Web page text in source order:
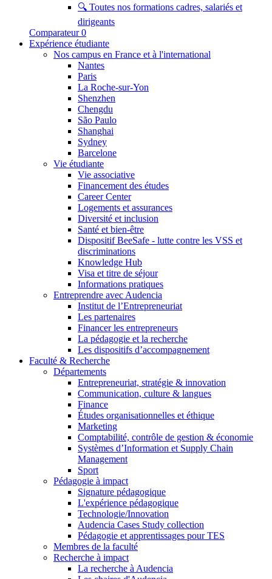
🔍 Toutes nos formations cadres, salariés et
dirigeants
Comparateur 0
Expérience étudiante
Nos campus en France et à l'international
Nantes
Paris
La Roche-sur-Yon
Shenzhen
Chengdu
São Paulo
Shanghai
Sydney
Barcelone
Vie étudiante
Vie associative
Financement des études
Career Center
Logements et assurances
Diversité et inclusion
Santé et bien-être
Dispositif BeeSafe - lutte contre les VSS et
discriminations
Knowledge Hub
Visa et titre de séjour
Informations pratiques
Entreprendre avec Audencia
Institut de l’Entrepreneuriat
Les partenaires
Financer les entrepreneurs
La pédagogie et la recherche
Les dispositifs d’accompagnement
Faculté & Recherche
Départements
Entrepreneuriat, stratégie & innovation
Communication, culture & langues
Finance
Études organisationnelles et éthique
Marketing
Comptabilité, contrôle de gestion & économie
Systèmes d’Information et Supply Chain
Management
Sport
Pédagogie à impact
Signature pédagogique
L'expérience pédagogique
Technologie/Innovation
Audencia Cases Study collection
Pédagogie et apprentissages pour TES
Membres de la faculté
Recherche à impact
La recherche à Audencia